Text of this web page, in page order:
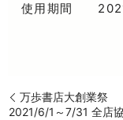
使用期間
万歩書店大創業祭
2021/6/1～7/31 全店